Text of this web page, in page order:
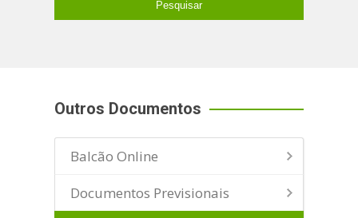
Outros Documentos
Balcão Online
Documentos Previsionais